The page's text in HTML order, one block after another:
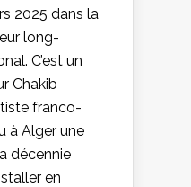
2025 dans la
long-
C’est un
Chakib
franco-
à Alger une
décennie
en